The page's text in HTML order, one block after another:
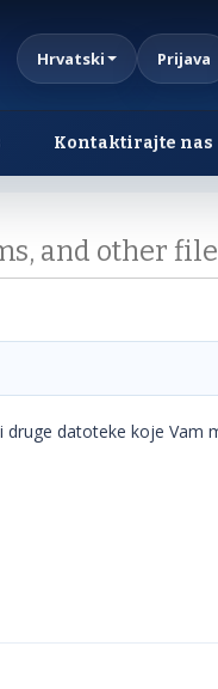
Hrvatski Prijava
Kontaktirajte nas
and other
datoteke koje Vam